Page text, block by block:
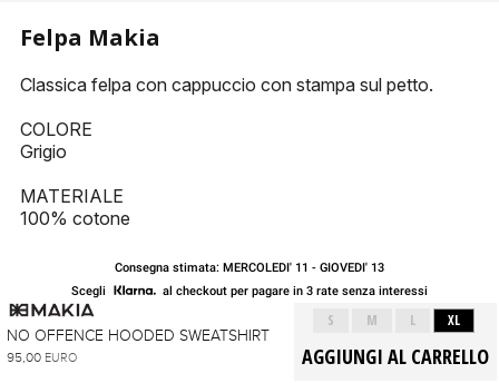
Consegna stimata: MERCOLEDI' 11 - GIOVEDI' 13
Scegli
al checkout per pagare in 3 rate senza interessi
NO OFFENCE HOODED SWEATSHIRT
95,00 EURO
S M L XL
Felpa Makia
Classica felpa con cappuccio con stampa sul petto.
COLORE
Grigio
MATERIALE
100% cotone